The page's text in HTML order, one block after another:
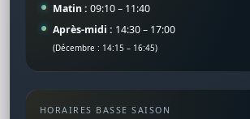
Matin : 09:10 – 11:40
Après-midi : 14:30 – 17:00
(Décembre : 14:15 – 16:45)
HORAIRES BASSE SAISON